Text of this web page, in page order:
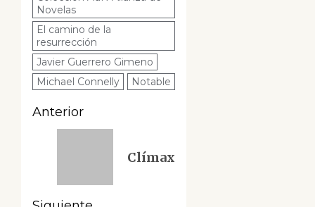
Novelas
El camino de la
resurrección
Javier Guerrero Gimeno
Michael Connelly
Notable
Navegación
Anterior
Clímax